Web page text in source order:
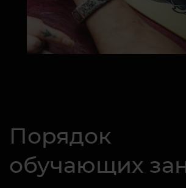
Порядок
обучающих